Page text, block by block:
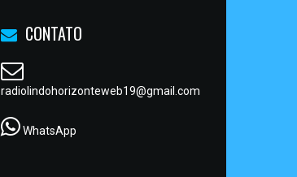
CONTATO
radiolindohorizonteweb19@gmail.com
WhatsApp